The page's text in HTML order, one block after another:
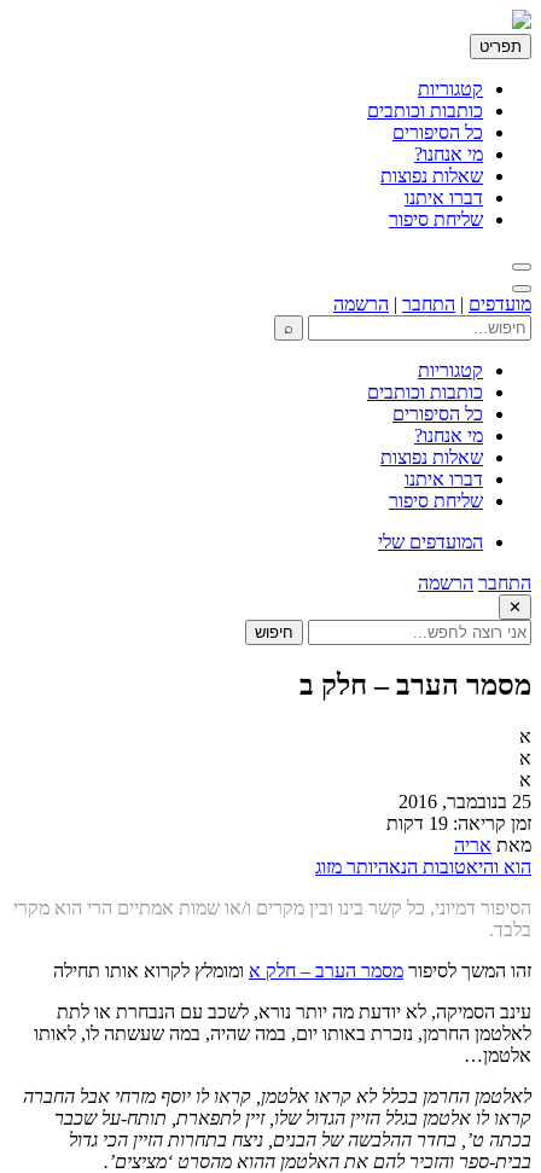
תפריט
קטגוריות
כותבות וכותבים
כל הסיפורים
מי אנחנו?
שאלות נפוצות
דברו איתנו
שליחת סיפור
מועדפים | התחבר | הרשמה
⌕
קטגוריות
כותבות וכותבים
כל הסיפורים
מי אנחנו?
שאלות נפוצות
דברו איתנו
שליחת סיפור
המועדפים שלי
התחבר הרשמה
✕
חיפוש
מסמר הערב – חלק ב
א
א
א
25 בנובמבר, 2016
זמן קריאה: 19 דקות
מאת אריה
הוא והיאטובות הנאהיותר מזוג
הסיפור דמיוני, כל קשר בינו ובין מקרים ו/או שמות אמתיים הרי הוא מקרי
בלבד.
זהו המשך לסיפור מסמר הערב – חלק א ומומלץ לקרוא אותו תחילה
עינב הסמיקה, לא יודעת מה יותר נורא, לשכב עם הנבחרת או לתת
לאלטמן החרמן, נזכרת באותו יום, במה שהיה, במה שעשתה לו, לאותו
אלטמן…
לאלטמן החרמן בכלל לא קראו אלטמן, קראו לו יוסף מזרחי אבל החברה
קראו לו אלטמן בגלל הזיין הגדול שלו, זיין לתפארת, תותח-על שכבר
בכתה ט’, בחדר ההלבשה של הבנים, ניצח בתחרות הזיין הכי גדול
בבית-ספר והזכיר להם את האלטמן ההוא מהסרט ‘מציצים’.